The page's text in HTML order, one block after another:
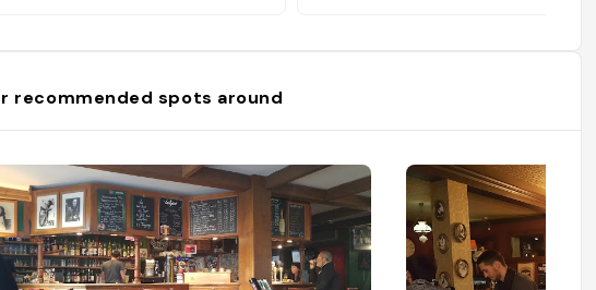
u le fondant à l’orange. Le restaurant
t d’oenologie."
recommended spots around